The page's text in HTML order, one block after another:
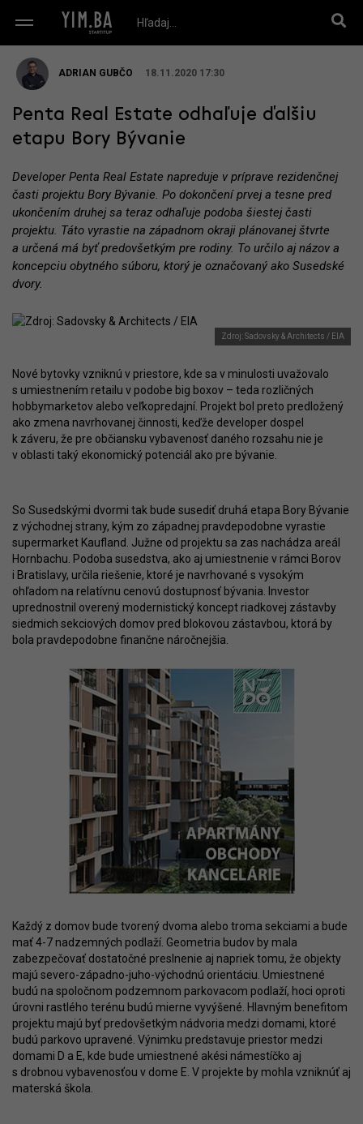
ADRIAN GUBČO 18.11.2020 17:30
Penta Real Estate odhaľuje ďalšiu
etapu Bory Bývanie
Developer Penta Real Estate napreduje v príprave rezidenčnej
časti projektu Bory Bývanie. Po dokončení prvej a tesne pred
ukončením druhej sa teraz odhaľuje podoba šiestej časti
projektu. Táto vyrastie na západnom okraji plánovanej štvrte
a určená má byť predovšetkým pre rodiny. To určilo aj názov a
koncepciu obytného súboru, ktorý je označovaný ako Susedské
dvory.
Zdroj: Sadovsky & Architects / EIA
Nové bytovky vzniknú v priestore, kde sa v minulosti uvažovalo
s umiestnením retailu v podobe big boxov – teda rozličných
hobbymarketov alebo veľkopredajní. Projekt bol preto predložený
ako zmena navrhovanej činnosti, keďže developer dospel
k záveru, že pre občiansku vybavenosť daného rozsahu nie je
v oblasti taký ekonomický potenciál ako pre bývanie.
So Susedskými dvormi tak bude susediť druhá etapa Bory Bývanie
z východnej strany, kým zo západnej pravdepodobne vyrastie
supermarket Kaufland. Južne od projektu sa zas nachádza areál
Hornbachu. Podoba susedstva, ako aj umiestnenie v rámci Borov
i Bratislavy, určila riešenie, ktoré je navrhované s vysokým
ohľadom na relatívnu cenovú dostupnosť bývania. Investor
uprednostnil overený modernistický koncept riadkovej zástavby
siedmich sekciových domov pred blokovou zástavbou, ktorá by
bola pravdepodobne finančne náročnejšia.
Každý z domov bude tvorený dvoma alebo troma sekciami a bude
mať 4-7 nadzemných podlaží. Geometria budov by mala
zabezpečovať dostatočné preslnenie aj napriek tomu, že objekty
majú severo-západno-juho-východnú orientáciu. Umiestnené
budú na spoločnom podzemnom parkovacom podlaží, hoci oproti
úrovni rastlého terénu budú mierne vyvýšené. Hlavným benefitom
projektu majú byť predovšetkým nádvoria medzi domami, ktoré
budú parkovo upravené. Výnimku predstavuje priestor medzi
domami D a E, kde bude umiestnené akési námestíčko aj
s drobnou vybavenosťou v dome E. V projekte by mohla vzniknúť aj
materská škola.